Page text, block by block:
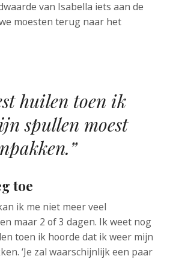
van Isabella iets aan de
moesten terug naar het
huilen toen ik
spullen moest
toe
ik me niet meer veel
maar 2 of 3 dagen. Ik weet nog
toen ik hoorde dat ik weer mijn
‘Je zal waarschijnlijk een paar